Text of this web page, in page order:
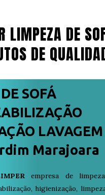
LIMPEZA DE
DE
SOFÁ
LAVAGEM
Marajoara
empresa de
higienização,